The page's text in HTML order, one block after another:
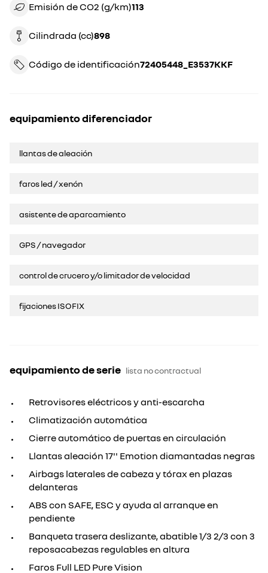
Emisión de CO2 (g/km) 113
Cilindrada (cc) 898
Código de identificación 72405448_E3537KKF
equipamiento diferenciador
llantas de aleación
faros led / xenón
asistente de aparcamiento
GPS / navegador
control de crucero y/o limitador de velocidad
fijaciones ISOFIX
equipamiento de serie lista no contractual
Retrovisores eléctricos y anti-escarcha
Climatización automática
Cierre automático de puertas en circulación
Llantas aleación 17'' Emotion diamantadas negras
Airbags laterales de cabeza y tórax en plazas
delanteras
ABS con SAFE, ESC y ayuda al arranque en
pendiente
Banqueta trasera deslizante, abatible 1/3 2/3 con 3
reposacabezas regulables en altura
Faros Full LED Pure Vision